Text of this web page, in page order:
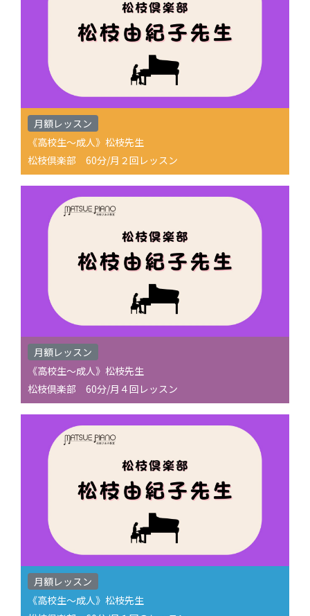
月額レッスン
《高校生〜成人》松枝先生
松枝倶楽部 60分/月２回レッスン
月額レッスン
《高校生〜成人》松枝先生
松枝倶楽部 60分/月４回レッスン
月額レッスン
《高校生〜成人》松枝先生